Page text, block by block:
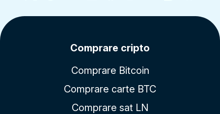
Comprare cripto
Comprare Bitcoin
Comprare carte BTC
Comprare sat LN